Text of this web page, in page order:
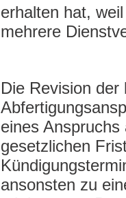
erhalten hat,
mehrere
Die Revision
eines
gesetzlichen
ansonsten zu